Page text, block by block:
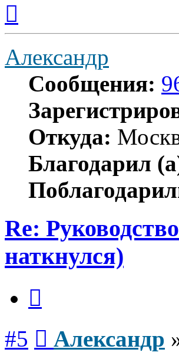
началу
Александр
Сообщения:
Откуда:
Благодарил
Re:
наткнулся)
#5 Александр